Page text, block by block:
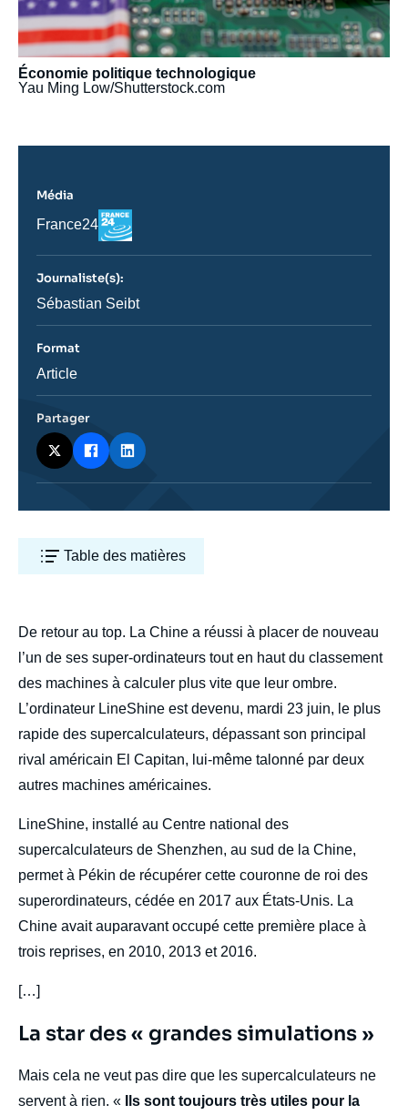
Économie politique technologique
Yau Ming Low/Shutterstock.com
Table des matières
body
De retour au top. La Chine a réussi à placer de nouveau
l’un de ses super-ordinateurs tout en haut du classement
des machines à calculer plus vite que leur ombre.
L’ordinateur LineShine est devenu, mardi 23 juin, le plus
rapide des supercalculateurs, dépassant son principal
rival américain El Capitan, lui-même talonné par deux
autres machines américaines.
LineShine, installé au Centre national des
supercalculateurs de Shenzhen, au sud de la Chine,
permet à Pékin de récupérer cette couronne de roi des
superordinateurs, cédée en 2017 aux États-Unis. La
Chine avait auparavant occupé cette première place à
trois reprises, en 2010, 2013 et 2016.
[…]
Titre
La star des « grandes simulations »
body
Mais cela ne veut pas dire que les supercalculateurs ne
servent à rien. «
Ils sont toujours très utiles pour la
Média
Nom
journal,
ou
émission
France24
Logo
Journaliste(s):
Journaliste
Sébastian Seibt
Format
Catégorie
Article
Partager